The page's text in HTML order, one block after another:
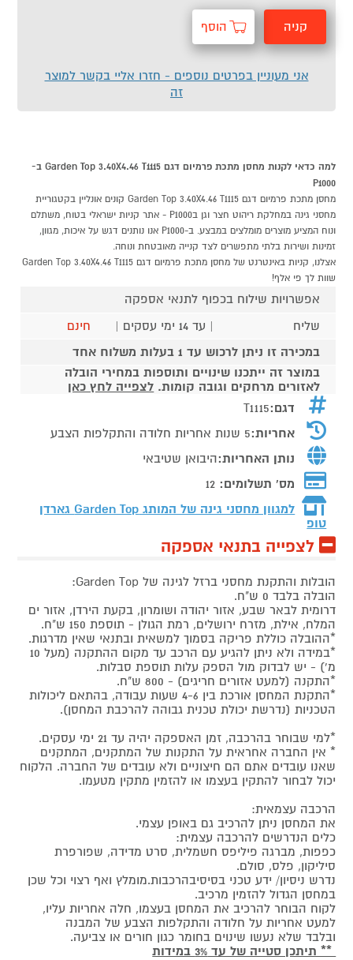
קניה הוסף
אני מעוניין בפרטים נוספים - חזרו אליי בקשר למוצר
זה
למה כדאי לקנות מחסן מתכת פרמיום דגם Garden Top 3.40X4.46 T1115 ב-
P1000
מחסן מתכת פרמיום דגם Garden Top 3.40X4.46 T1115 קונים אונליין בקטגוריית
מחסני גינה במחלקת ריהוט חצר וגן בP1000 - אתר קניות ישראלי בטוח, משתלם
ונוח המציע מוצרים מומלצים במבצע. ב-P1000 אנו נותנים דגש על איכות, מגוון,
זמינות ושירות בלתי מתפשרים לצד קנייה מאובטחת ונוחה.
אצלנו, קניות באינטרנט של מחסן מתכת פרמיום דגם Garden Top 3.40X4.46 T1115
שוות לך פי אלף!
אפשרויות שילוח בכפוף לתנאי אספקה
שליח
| עד 14 ימי עסקים |
חינם
במכירה זו ניתן לרכוש עד 1 בעלות משלוח אחד
במוצר זה ייתכנו שינויים ותוספות במחירי הובלה
לאזורים מרחקים וגובה קומות. לצפייה לחץ כאן
דגם:T1115
אחריות:5 שנות אחריות חלודה והתקלפות הצבע
נותן האחריות:היבואן שטיבאי
מס' תשלומים: 12
למגוון מחסני גינה של המותג
Garden Top גארדן
טופ
לצפייה בתנאי אספקה
הובלות והתקנת מחסני ברזל לגינה של Garden Top:
הובלה בלבד 0 ש"ח.
דרומית לבאר שבע, אזור יהודה ושומרון, בקעת הירדן, אזור ים
המלח, אילת, מזרח ירושלים, רמת הגולן - תוספת 150 ש"ח.
*ההובלה כוללת פריקה בסמוך למשאית ובתנאי שאין מדרגות.
*במידה ולא ניתן להגיע עם הרכב עד מקום ההתקנה (מעל 10
מ') - יש לבדוק מול הספק עלות תוספת סבלות.
*התקנה (למעט אזורים חריגים) - 800 ש"ח.
*התקנת המחסן אורכת בין 4-6 שעות עבודה, בהתאם ליכולות
הטכניות (נדרשת יכולת טכנית גבוהה להרכבת המחסן).
*למי שבוחר בהרכבה, זמן האספקה יהיה עד 21 ימי עסקים.
* אין החברה אחראית על התקנות של המתקנים, המתקנים
שאנו עובדים אתם הם חיצוניים ולא עובדים של החברה. הלקוח
יכול לבחור להתקין בעצמו או להזמין מתקין מטעמו.
הרכבה עצמאית:
את המחסן ניתן להרכיב גם באופן עצמי.
כלים הנדרשים להרכבה עצמית:
כפפות, מברגה פיליפס חשמלית, סרט מדידה, שפורפרת
סיליקון, פלס, סולם.
נדרש ניסיון/ ידע טכני בסיסיבהרכבות.מומלץ ואף רצוי וכל שכן
במחסן הגדול להזמין מרכיב.
לקוח הבוחר להרכיב את המחסן בעצמו, חלה אחריות עליו,
למעט אחריות על חלודה והתקלפות הצבע של המבנה
ובלבד שלא נעשו שינוים בחומר כגון חורים או צביעה.
** תיתכן סטייה של עד 3% במידות